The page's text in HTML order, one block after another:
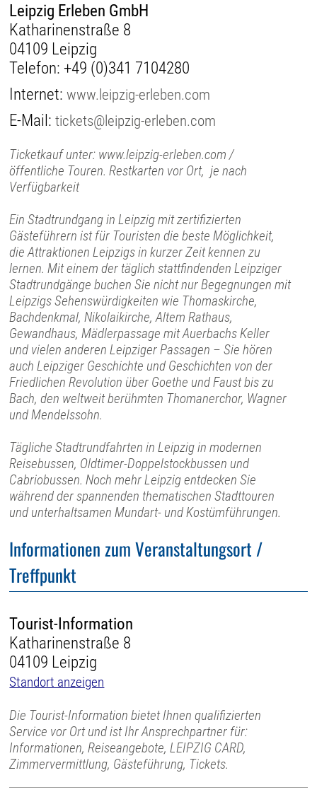
Leipzig Erleben GmbH
Katharinenstraße 8
04109 Leipzig
Telefon: +49 (0)341 7104280
Internet:www.leipzig-erleben.com
E-Mail:tickets@leipzig-erleben.com
Ticketkauf unter: www.leipzig-erleben.com /
öffentliche Touren. Restkarten vor Ort, je nach
Verfügbarkeit
Ein Stadtrundgang in Leipzig mit zertifizierten
Gästeführern ist für Touristen die beste Möglichkeit,
die Attraktionen Leipzigs in kurzer Zeit kennen zu
lernen. Mit einem der täglich stattfindenden Leipziger
Stadtrundgänge buchen Sie nicht nur Begegnungen mit
Leipzigs Sehenswürdigkeiten wie Thomaskirche,
Bachdenkmal, Nikolaikirche, Altem Rathaus,
Gewandhaus, Mädlerpassage mit Auerbachs Keller
und vielen anderen Leipziger Passagen – Sie hören
auch Leipziger Geschichte und Geschichten von der
Friedlichen Revolution über Goethe und Faust bis zu
Bach, den weltweit berühmten Thomanerchor, Wagner
und Mendelssohn.
Tägliche Stadtrundfahrten in Leipzig in modernen
Reisebussen, Oldtimer-Doppelstockbussen und
Cabriobussen. Noch mehr Leipzig entdecken Sie
während der spannenden thematischen Stadttouren
und unterhaltsamen Mundart- und Kostümführungen.
Informationen zum Veranstaltungsort /
Treffpunkt
Tourist-Information
Katharinenstraße 8
04109 Leipzig
Standort anzeigen
Die Tourist-Information bietet Ihnen qualifizierten
Service vor Ort und ist Ihr Ansprechpartner für:
Informationen, Reiseangebote, LEIPZIG CARD,
Zimmervermittlung, Gästeführung, Tickets.